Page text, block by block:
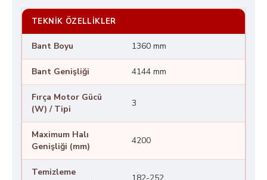
TEKNIK ÖZELLIKLER
Bant Boyu 1360 mm
Bant Genişliği 4144 mm
Fırça Motor Gücü
(W) / Tipi
3
Maximum Halı
Genişliği (mm)
4200
Temizleme